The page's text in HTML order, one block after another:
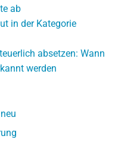
ab
in der Kategorie
absetzen: Wann
werden